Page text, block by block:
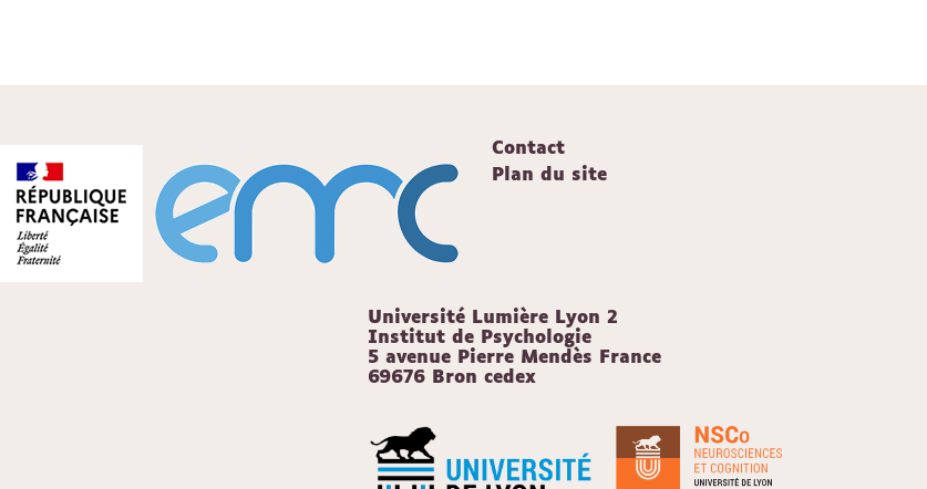
Contact
Plan du site
Université Lumière Lyon 2
Institut de Psychologie
5 avenue Pierre Mendès France
69676 Bron cedex